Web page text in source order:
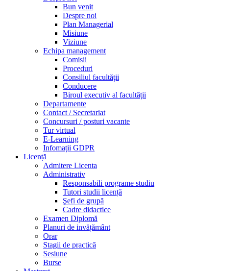
Bun venit
Despre noi
Plan Managerial
Misiune
Viziune
Echipa management
Comisii
Proceduri
Consiliul facultății
Conducere
Biroul executiv al facultății
Departamente
Contact / Secretariat
Concursuri / posturi vacante
Tur virtual
E-Learning
Infomații GDPR
Licență
Admitere Licenta
Administrativ
Responsabili programe studiu
Tutori studii licență
Şefi de grupă
Cadre didactice
Examen Diplomă
Planuri de invățământ
Orar
Stagii de practică
Sesiune
Burse